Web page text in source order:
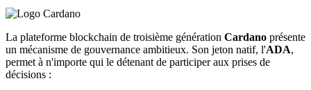
La plateforme blockchain de troisième génération Cardano présente
un mécanisme de gouvernance ambitieux. Son jeton natif, l'ADA,
permet à n'importe qui le détenant de participer aux prises de
décisions :